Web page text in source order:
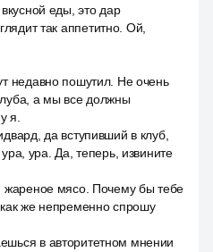
еды, это дар
так аппетитно. Ой,
недавно пошутил. Не очень
а мы все должны
я.
да вступивший в клуб,
ура. Да, теперь, извините
жареное мясо. Почему бы тебе
же непременно спрошу
в авторитетном мнении